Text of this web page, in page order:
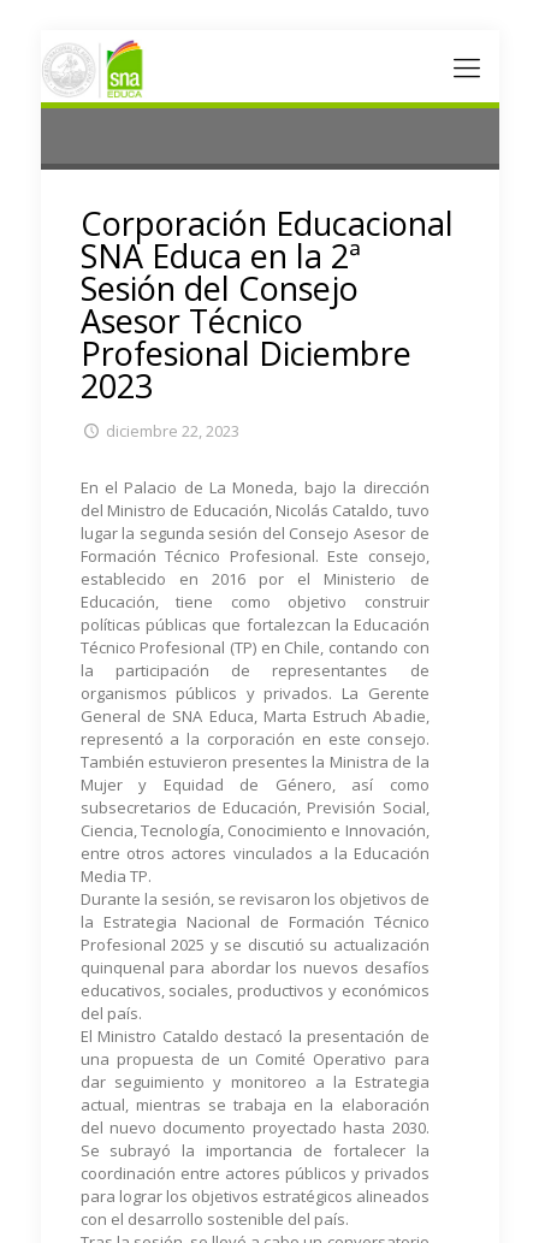
Corporación Educacional
SNA Educa en la 2ª
Sesión del Consejo
Asesor Técnico
Profesional Diciembre
2023
diciembre 22, 2023
En el Palacio de La Moneda, bajo la dirección
del Ministro de Educación, Nicolás Cataldo, tuvo
lugar la segunda sesión del Consejo Asesor de
Formación Técnico Profesional. Este consejo,
establecido en 2016 por el Ministerio de
Educación, tiene como objetivo construir
políticas públicas que fortalezcan la Educación
Técnico Profesional (TP) en Chile, contando con
la participación de representantes de
organismos públicos y privados. La Gerente
General de SNA Educa, Marta Estruch Abadie,
representó a la corporación en este consejo.
También estuvieron presentes la Ministra de la
Mujer y Equidad de Género, así como
subsecretarios de Educación, Previsión Social,
Ciencia, Tecnología, Conocimiento e Innovación,
entre otros actores vinculados a la Educación
Media TP.
Durante la sesión, se revisaron los objetivos de
la Estrategia Nacional de Formación Técnico
Profesional 2025 y se discutió su actualización
quinquenal para abordar los nuevos desafíos
educativos, sociales, productivos y económicos
del país.
El Ministro Cataldo destacó la presentación de
una propuesta de un Comité Operativo para
dar seguimiento y monitoreo a la Estrategia
actual, mientras se trabaja en la elaboración
del nuevo documento proyectado hasta 2030.
Se subrayó la importancia de fortalecer la
coordinación entre actores públicos y privados
para lograr los objetivos estratégicos alineados
con el desarrollo sostenible del país.